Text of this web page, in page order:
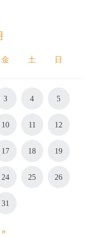
金 土 日
3 4 5
10 11 12
17 18 19
24 25 26
31